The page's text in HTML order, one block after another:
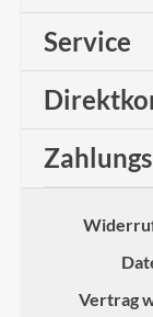
Service
Vertrag